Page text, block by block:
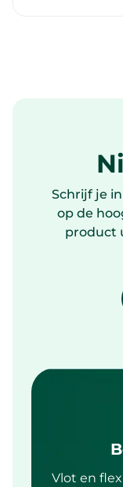
Schrijf je
op de
product
Vlot en